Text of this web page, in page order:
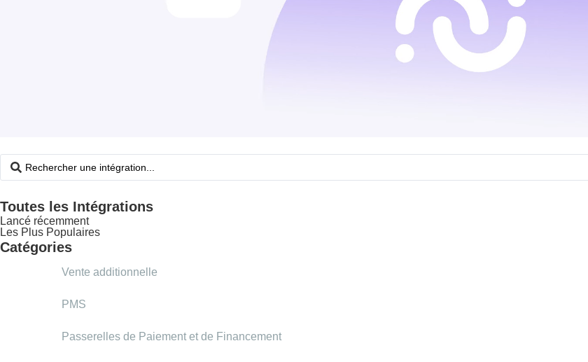
Toutes les Intégrations
Lancé récemment
Les Plus Populaires
Catégories
Vente additionnelle
PMS
Passerelles de Paiement et de Financement